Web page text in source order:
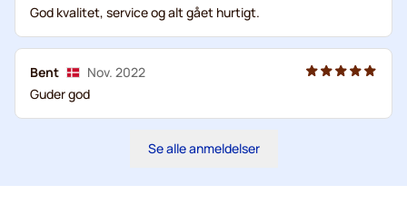
God kvalitet, service og alt gået hurtigt.
Bent
Nov. 2022
Guder god
Se alle anmeldelser